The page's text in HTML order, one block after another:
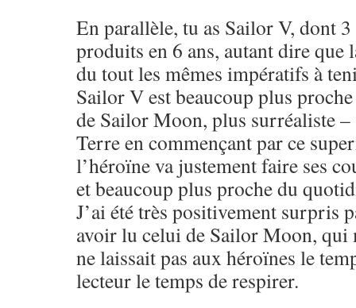
En parallèle, tu as Sailor V, dont
produits en 6 ans, autant dire que
du tout les mêmes impératifs à
Sailor V est beaucoup plus
de Sailor Moon, plus surréaliste
Terre en commençant par ce
l’héroïne va justement faire ses
et beaucoup plus proche du
J’ai été très positivement surpris
avoir lu celui de Sailor Moon, qui
ne laissait pas aux héroïnes le
lecteur le temps de respirer.